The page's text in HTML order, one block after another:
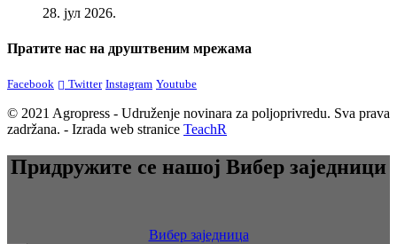
28. јул 2026.
Пратите нас на друштвеним мрежама
Facebook Twitter Instagram Youtube
© 2021 Agropress - Udruženje novinara za poljoprivredu. Sva prava
zadržana. - Izrada web stranice TeachR
Придружите се нашој Вибер заједници
Вибер заједница